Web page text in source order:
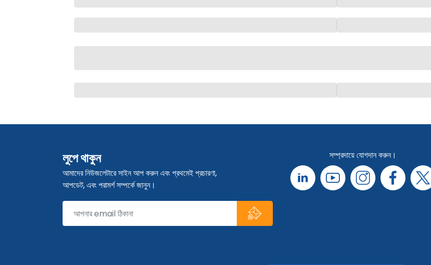
লুপে থাকুন
আমাদের নিউজলেটারে সাইন আপ করুন এবং প্রথমেই প্রচারণা,
আপডেট, এবং পরামর্শ সম্পর্কে জানুন।
সম্প্রদায়ে যোগদান করুন।